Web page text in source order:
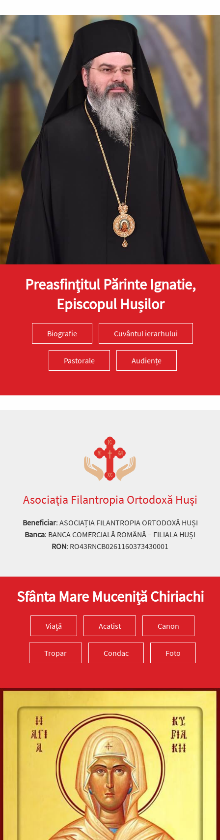
Preasfinţitul Părinte Ignatie,
Episcopul Hușilor
Biografie Cuvântul ierarhului
Pastorale Audiențe
Asociația Filantropia Ortodoxă Huși
Beneficiar: ASOCIAȚIA FILANTROPIA ORTODOXĂ HUȘI
Banca: BANCA COMERCIALĂ ROMÂNĂ – FILIALA HUȘI
RON: RO43RNCB0261160373430001
Sfânta Mare Muceniță Chiriachi
Viață Acatist Canon
Tropar Condac Foto